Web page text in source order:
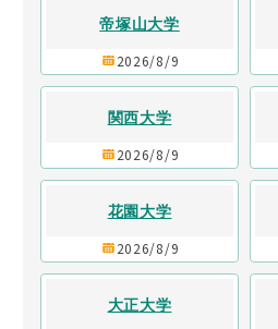
帝塚山大学
2026/8/9
関西大学
2026/8/9
花園大学
2026/8/9
大正大学